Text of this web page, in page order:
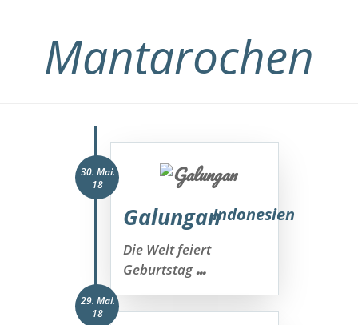
Mantarochen
30. Mai.
18
GalunganIndonesien
Die Welt feiert
Geburtstag...
29. Mai.
18